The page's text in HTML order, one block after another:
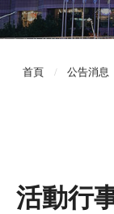
首頁 公告消息
活動行